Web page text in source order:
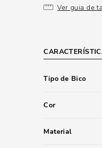
Ver guia de
Tipo de Bico
Cor
Material